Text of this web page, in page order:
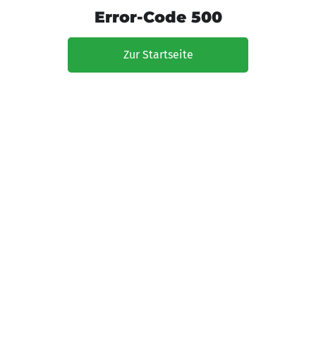
Error-Code 500
Zur Startseite